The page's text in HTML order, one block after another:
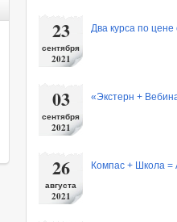
23
сентября
2021
Два курса по
03
сентября
2021
«Экстерн +
26
августа
2021
Компас + Школа =